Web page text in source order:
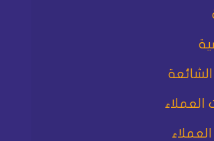
الشائعة
العملاء